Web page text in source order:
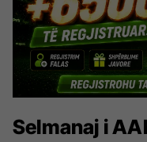
Selmanaj i